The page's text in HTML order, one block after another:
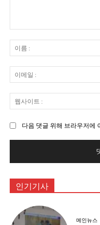
:
다음 댓글 위해 브라우저에
인기기사
메인뉴스